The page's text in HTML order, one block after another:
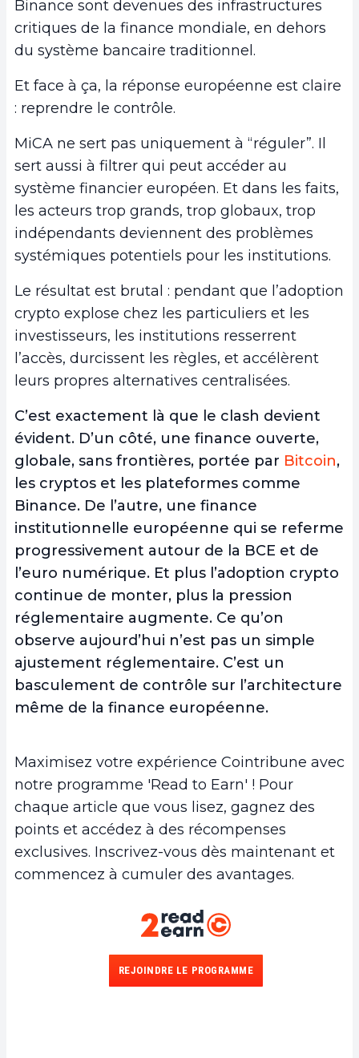
Binance sont devenues des infrastructures
critiques de la finance mondiale, en dehors
du système bancaire traditionnel.
Et face à ça, la réponse européenne est claire
: reprendre le contrôle.
MiCA ne sert pas uniquement à “réguler”. Il
sert aussi à filtrer qui peut accéder au
système financier européen. Et dans les faits,
les acteurs trop grands, trop globaux, trop
indépendants deviennent des problèmes
systémiques potentiels pour les institutions.
Le résultat est brutal : pendant que l’adoption
crypto explose chez les particuliers et les
investisseurs, les institutions resserrent
l’accès, durcissent les règles, et accélèrent
leurs propres alternatives centralisées.
C’est exactement là que le clash devient
évident. D’un côté, une finance ouverte,
globale, sans frontières, portée par Bitcoin,
les cryptos et les plateformes comme
Binance. De l’autre, une finance
institutionnelle européenne qui se referme
progressivement autour de la BCE et de
l’euro numérique. Et plus l’adoption crypto
continue de monter, plus la pression
réglementaire augmente. Ce qu’on
observe aujourd’hui n’est pas un simple
ajustement réglementaire. C’est un
basculement de contrôle sur l’architecture
même de la finance européenne.
Maximisez votre expérience Cointribune avec
notre programme 'Read to Earn' ! Pour
chaque article que vous lisez, gagnez des
points et accédez à des récompenses
exclusives. Inscrivez-vous dès maintenant et
commencez à cumuler des avantages.
REJOINDRE LE PROGRAMME